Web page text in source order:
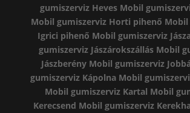
gumiszerviz Heves Mobil
Mobil gumiszerviz Horti pihenő
Igrici pihenő Mobil gumiszerviz
gumiszerviz Jászárokszállás Mobil
Jászberény Mobil gumiszerviz
gumiszerviz Kápolna Mobil
Mobil gumiszerviz Kartal Mobil
Kerecsend Mobil gumiszerviz